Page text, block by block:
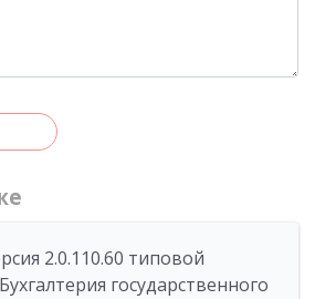
2.0.110.60 типовой
государственного